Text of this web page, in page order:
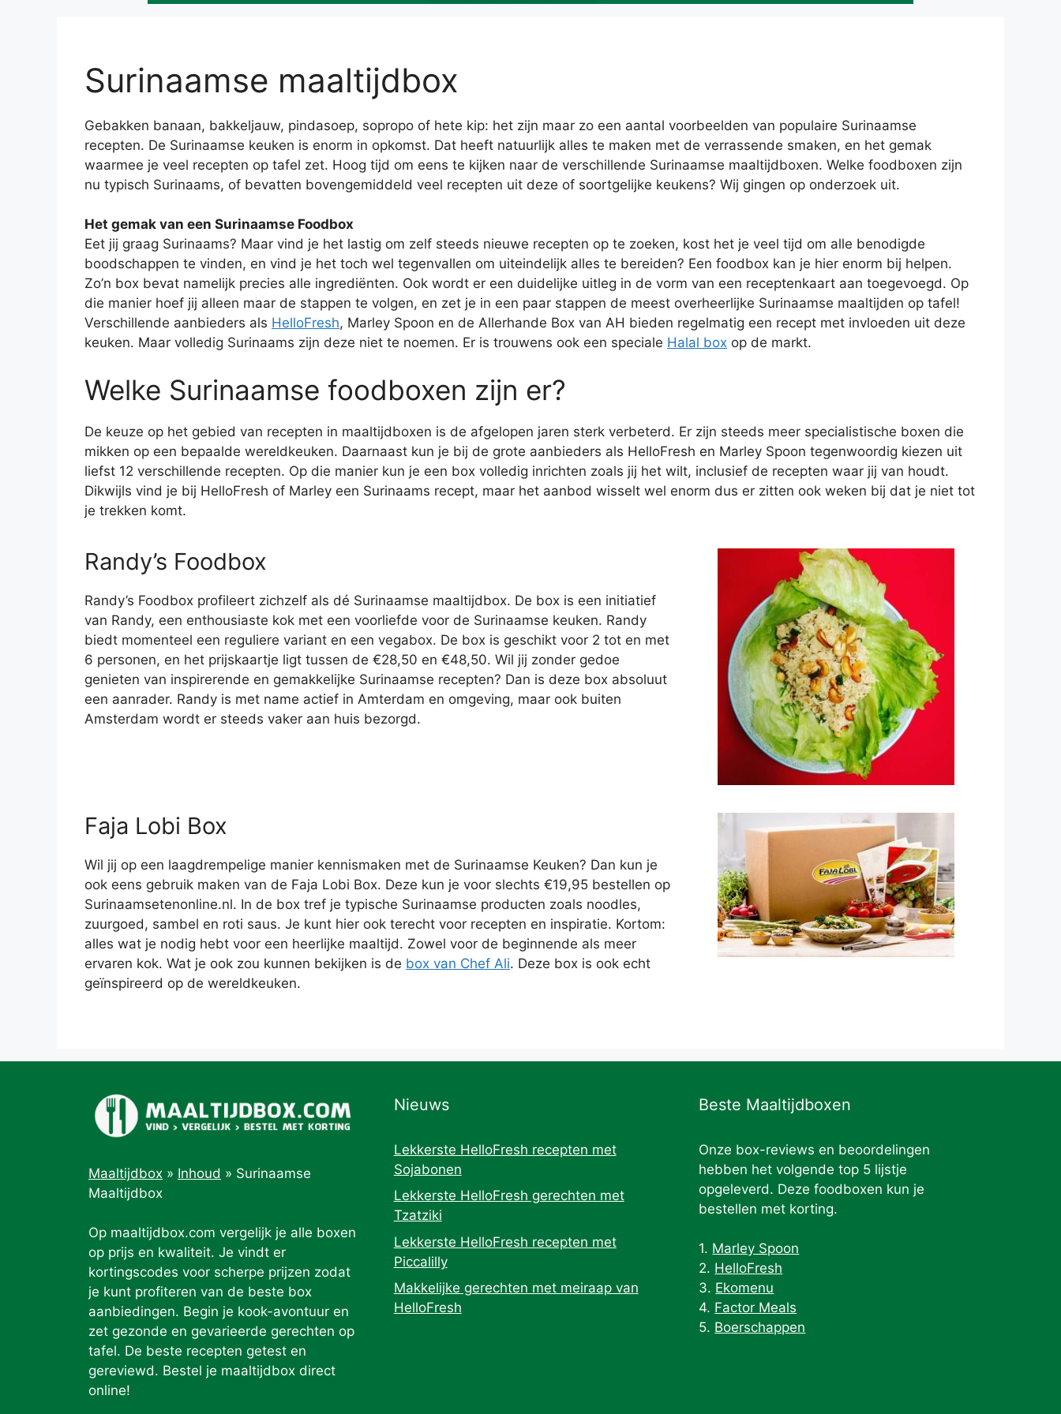
Surinaamse maaltijdbox
Gebakken banaan, bakkeljauw, pindasoep, sopropo of hete kip: het zijn maar zo een aantal voorbeelden van populaire Surinaamse
recepten. De Surinaamse keuken is enorm in opkomst. Dat heeft natuurlijk alles te maken met de verrassende smaken, en het gemak
waarmee je veel recepten op tafel zet. Hoog tijd om eens te kijken naar de verschillende Surinaamse maaltijdboxen. Welke foodboxen zijn
nu typisch Surinaams, of bevatten bovengemiddeld veel recepten uit deze of soortgelijke keukens? Wij gingen op onderzoek uit.
Het gemak van een Surinaamse Foodbox
Eet jij graag Surinaams? Maar vind je het lastig om zelf steeds nieuwe recepten op te zoeken, kost het je veel tijd om alle benodigde
boodschappen te vinden, en vind je het toch wel tegenvallen om uiteindelijk alles te bereiden? Een foodbox kan je hier enorm bij helpen.
Zo’n box bevat namelijk precies alle ingrediënten. Ook wordt er een duidelijke uitleg in de vorm van een receptenkaart aan toegevoegd. Op
die manier hoef jij alleen maar de stappen te volgen, en zet je in een paar stappen de meest overheerlijke Surinaamse maaltijden op tafel!
Verschillende aanbieders als HelloFresh, Marley Spoon en de Allerhande Box van AH bieden regelmatig een recept met invloeden uit deze
keuken. Maar volledig Surinaams zijn deze niet te noemen. Er is trouwens ook een speciale Halal box op de markt.
Welke Surinaamse foodboxen zijn er?
De keuze op het gebied van recepten in maaltijdboxen is de afgelopen jaren sterk verbeterd. Er zijn steeds meer specialistische boxen die
mikken op een bepaalde wereldkeuken. Daarnaast kun je bij de grote aanbieders als HelloFresh en Marley Spoon tegenwoordig kiezen uit
liefst 12 verschillende recepten. Op die manier kun je een box volledig inrichten zoals jij het wilt, inclusief de recepten waar jij van houdt.
Dikwijls vind je bij HelloFresh of Marley een Surinaams recept, maar het aanbod wisselt wel enorm dus er zitten ook weken bij dat je niet tot
je trekken komt.
Randy’s Foodbox
Randy’s Foodbox profileert zichzelf als dé Surinaamse maaltijdbox. De box is een initiatief
van Randy, een enthousiaste kok met een voorliefde voor de Surinaamse keuken. Randy
biedt momenteel een reguliere variant en een vegabox. De box is geschikt voor 2 tot en met
6 personen, en het prijskaartje ligt tussen de €28,50 en €48,50. Wil jij zonder gedoe
genieten van inspirerende en gemakkelijke Surinaamse recepten? Dan is deze box absoluut
een aanrader. Randy is met name actief in Amterdam en omgeving, maar ook buiten
Amsterdam wordt er steeds vaker aan huis bezorgd.
Faja Lobi Box
Wil jij op een laagdrempelige manier kennismaken met de Surinaamse Keuken? Dan kun je
ook eens gebruik maken van de Faja Lobi Box. Deze kun je voor slechts €19,95 bestellen op
Surinaamsetenonline.nl. In de box tref je typische Surinaamse producten zoals noodles,
zuurgoed, sambel en roti saus. Je kunt hier ook terecht voor recepten en inspiratie. Kortom:
alles wat je nodig hebt voor een heerlijke maaltijd. Zowel voor de beginnende als meer
ervaren kok. Wat je ook zou kunnen bekijken is de box van Chef Ali. Deze box is ook echt
geïnspireerd op de wereldkeuken.
Maaltijdbox » Inhoud » Surinaamse
Maaltijdbox
Op maaltijdbox.com vergelijk je alle boxen
op prijs en kwaliteit. Je vindt er
kortingscodes voor scherpe prijzen zodat
je kunt profiteren van de beste box
aanbiedingen. Begin je kook-avontuur en
zet gezonde en gevarieerde gerechten op
tafel. De beste recepten getest en
gereviewd. Bestel je maaltijdbox direct
online!
Nieuws
Lekkerste HelloFresh recepten met
Sojabonen
Lekkerste HelloFresh gerechten met
Tzatziki
Lekkerste HelloFresh recepten met
Piccalilly
Makkelijke gerechten met meiraap van
HelloFresh
Beste Maaltijdboxen
Onze box-reviews en beoordelingen
hebben het volgende top 5 lijstje
opgeleverd. Deze foodboxen kun je
bestellen met korting.
1. Marley Spoon
2. HelloFresh
3. Ekomenu
4. Factor Meals
5. Boerschappen